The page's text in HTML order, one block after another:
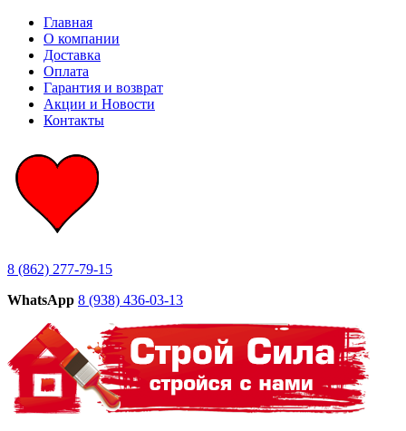
Главная
О компании
Доставка
Оплата
Гарантия и возврат
Акции и Новости
Контакты
8 (862) 277-79-15
WhatsApp 8 (938) 436-03-13